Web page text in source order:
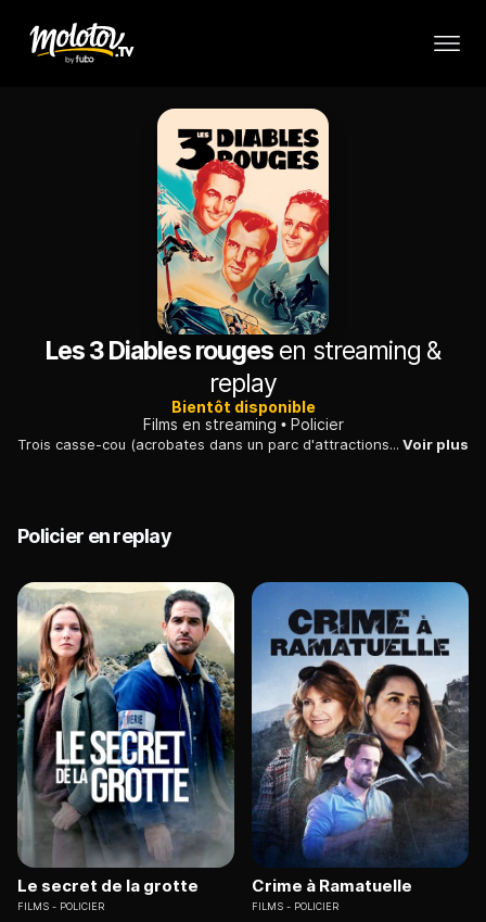
Les 3 Diables rouges en streaming &
replay
Bientôt disponible
Films en streaming
Policier
Trois casse-cou (acrobates dans un parc d'attractions) joignent leurs efforts à ceux de la police pour tenter d'arrêter un condamné échappé de prison, connu sous le matricule 39013 ... Voir plus
Policier en replay
Le secret de la grotte
FILMS POLICIER
Crime à Ramatuelle
FILMS POLICIER